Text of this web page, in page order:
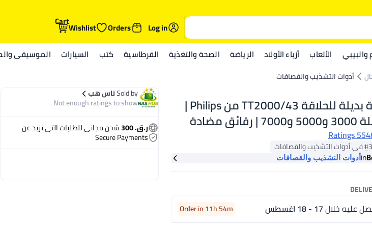
Log in
Orders
Wishlist
Cart
والبيبي الألعاب أزياء الأولاد الرياضة الصحة والتغذية القرطاسية كتب السيارات الموسيقى
أدوات التشذيب والقصافات
شريحة حلاقة بديلة للحلاقة TT2000/43 من Philips |
تناسب سلسلة 3000 و5000 و7000 | رقائق مضادة
على أفضل النتائج
5548
والقصافات
بسرعة
والقصافاتinأدوات التشذيب والقصافات
عليه خلال17 - 18 اغسطس Order in 11h 54m
Sold byناس هب
Not enough ratings to show
ر.ق. 300
شحن مجاني للطلبات التي تزيد عن
Secure Payments